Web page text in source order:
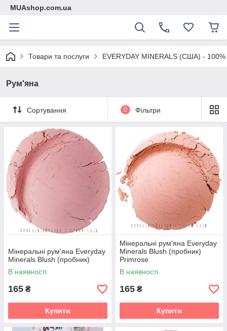
MUAshop.com.ua
Товари та послуги EVERYDAY MINERALS (США) - 100%
Рум'яна
Сортування 0 Фільтри
Мінеральні рум'яна Everyday
Minerals Blush (пробник)
В наявності
165 ₴
Купити
Мінеральні рум'яна Everyday
Minerals Blush (пробник)
Primrose
В наявності
165 ₴
Купити